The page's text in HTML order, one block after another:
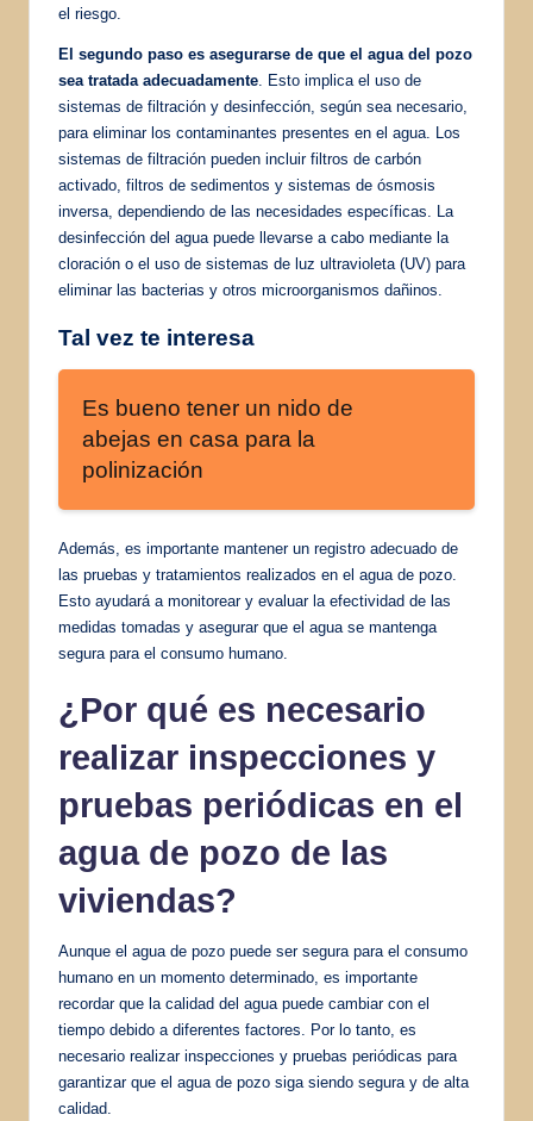
el riesgo.
El segundo paso es asegurarse de que el agua del pozo
sea tratada adecuadamente . Esto implica el uso de
sistemas de filtración y desinfección, según sea necesario,
para eliminar los contaminantes presentes en el agua. Los
sistemas de filtración pueden incluir filtros de carbón
activado, filtros de sedimentos y sistemas de ósmosis
inversa, dependiendo de las necesidades específicas. La
desinfección del agua puede llevarse a cabo mediante la
cloración o el uso de sistemas de luz ultravioleta (UV) para
eliminar las bacterias y otros microorganismos dañinos.
Tal vez te interesa
Es bueno tener un nido de
abejas en casa para la
polinización
Además, es importante mantener un registro adecuado de
las pruebas y tratamientos realizados en el agua de pozo.
Esto ayudará a monitorear y evaluar la efectividad de las
medidas tomadas y asegurar que el agua se mantenga
segura para el consumo humano.
¿Por qué es necesario
realizar inspecciones y
pruebas periódicas en el
agua de pozo de las
viviendas?
Aunque el agua de pozo puede ser segura para el consumo
humano en un momento determinado, es importante
recordar que la calidad del agua puede cambiar con el
tiempo debido a diferentes factores. Por lo tanto, es
necesario realizar inspecciones y pruebas periódicas para
garantizar que el agua de pozo siga siendo segura y de alta
calidad.